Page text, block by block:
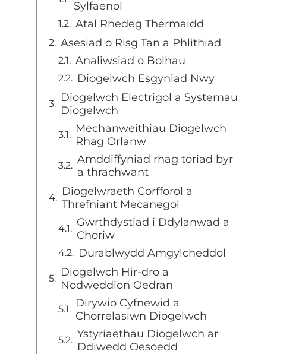
Sylfaenol
Atal Rhedeg Thermaidd
Asesiad o Risg Tan a Phlithiad
Analiwsiad o Bolhau
Diogelwch Esgyniad Nwy
Diogelwch Electrigol a Systemau
Diogelwch
Mechanweithiau Diogelwch
Rhag Orlanw
Amddiffyniad rhag toriad byr
a thrachwant
Diogelwraeth Corfforol a
Threfniant Mecanegol
Gwrthdystiad i Ddylanwad a
Choriw
Durablwydd Amgylcheddol
Diogelwch Hir-dro a
Nodweddion Oedran
Dirywio Cyfnewid a
Chorrelasiwn Diogelwch
Ystyriaethau Diogelwch ar
Ddiwedd Oesoedd